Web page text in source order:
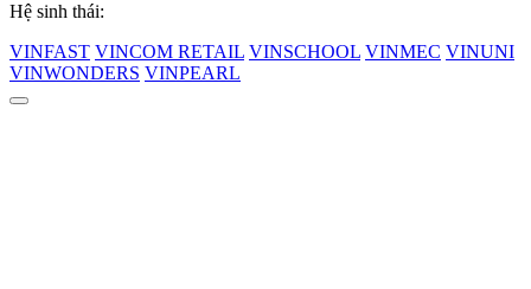
Hệ sinh thái:
VINFAST VINCOM RETAIL VINSCHOOL VINMEC VINUNI
VINWONDERS VINPEARL